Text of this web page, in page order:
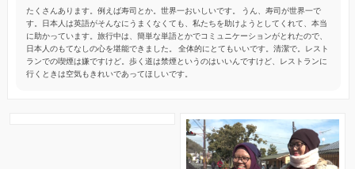
たくさんあります。例えば寿司とか。世界一おいしいです。 うん、寿司が世界一で
す。日本人は英語がそんなにうまくなくても、私たちを助けようとしてくれて、本当
に助かっています。旅行中は、簡単な単語とかでコミュニケーションがとれたので、
日本人のもてなしの心を堪能できました。 全体的にとてもいいです。清潔で。レスト
ランでの喫煙は嫌ですけど。歩く道は禁煙というのはいいんですけど、レストランに
行くときは空気もきれいであってほしいです。